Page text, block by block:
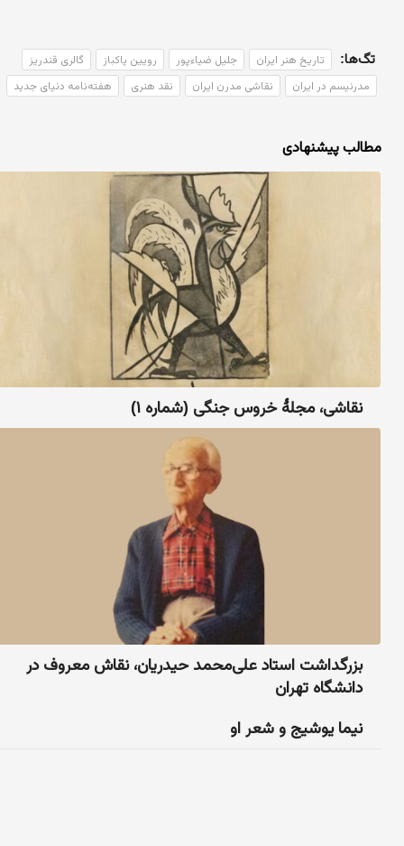
تگ‌ها: تاریخ هنر ایران جلیل ضیاءپور رویین پاکباز گالری قندریز
مدرنیسم در ایران نقاشی مدرن ایران نقد هنری هفته‌نامه دنیای جدید
مطالب پیشنهادی
نقاشی، مجلهٔ خروس جنگی (شماره ۱)
بزرگداشت استاد علی‌محمد حیدریان، نقاش معروف در
دانشگاه تهران
نیما یوشیج و شعر او